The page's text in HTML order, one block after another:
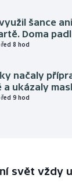
šance
Doma
8 hod
načaly
a ukázaly
9 hod
svět vždy